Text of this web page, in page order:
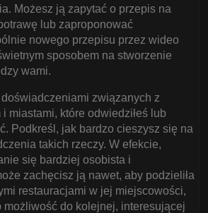
Możesz ją zapytać o przepis na
lub zaproponować
nowego przepisu przez wideo
sposobem na stworzenie
wami.
związanych z
miastami, które odwiedziłeś lub
Podkreśl, jak bardzo cieszysz się na
takich rzeczy. W efekcie,
się bardziej osobista i
zachęcisz ją nawet, aby podzieliła
restauracjami w jej miejscowości,
możliwość do kolejnej, interesującej